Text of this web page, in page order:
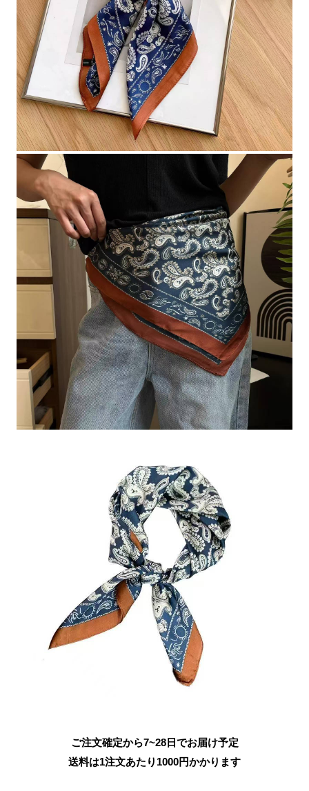
ご注文確定から7~28日でお届け予定
送料は1注文あたり 1000円かかります